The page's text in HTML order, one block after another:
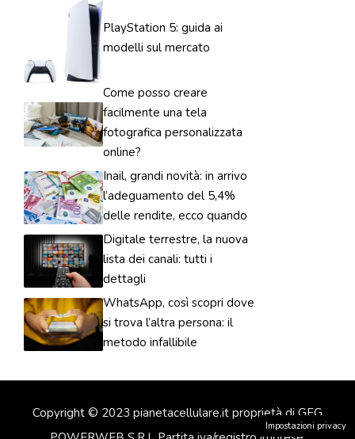
PlayStation 5: guida ai
modelli sul mercato
Come posso creare
facilmente una tela
fotografica personalizzata
online?
Inail, grandi novità: in arrivo
l’adeguamento del 5,4%
delle rendite, ecco quando
Digitale terrestre, la nuova
lista dei canali: tutti i
dettagli
WhatsApp, così scopri dove
si trova l’altra persona: il
metodo infallibile
Copyright © 2023 pianetacellulare.it proprietà di GFG
Impostazioni privacy